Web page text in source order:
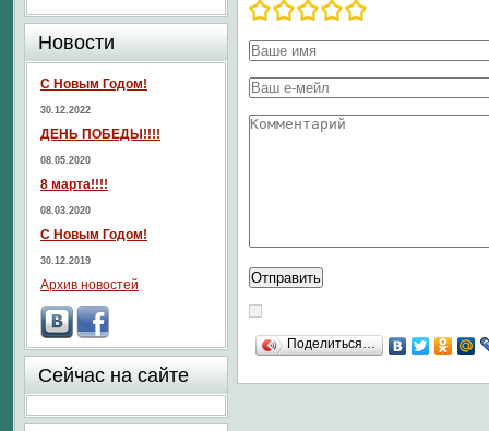
Поделиться…
Новости
С Новым Годом!
30.12.2022
ДЕНЬ ПОБЕДЫ!!!!
08.05.2020
8 марта!!!!
08.03.2020
С Новым Годом!
30.12.2019
Архив новостей
Сейчас на сайте